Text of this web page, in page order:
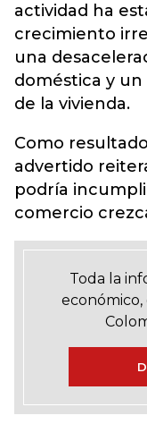
actividad ha
crecimiento
una
doméstica y
de la vivienda.
Como
advertido
podría
comercio
Toda la